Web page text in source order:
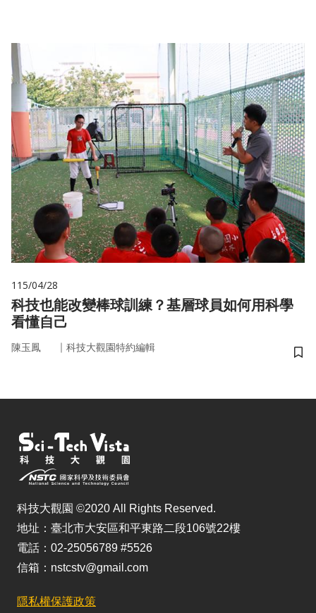
115/04/28
科技也能改變棒球訓練？基層球員如何用科學
看懂自己
陳玉鳳 ｜ 科技大觀園特約編輯
儲
科技大觀園 ©2020 All Rights Reserved.
地址：臺北市大安區和平東路二段106號22樓
電話：02-25056789 #5526
信箱：nstcstv@gmail.com
隱私權保護政策